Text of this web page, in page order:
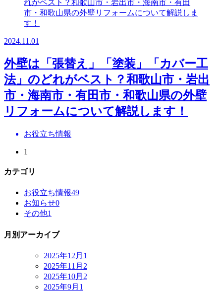
2024.11.01
外壁は「張替え」「塗装」「カバー工
法」のどれがベスト？和歌山市・岩出
市・海南市・有田市・和歌山県の外壁
リフォームについて解説します！
お役立ち情報
1
カテゴリ
お役立ち情報49
お知らせ0
その他1
月別アーカイブ
2025年12月 1
2025年11月 2
2025年10月 2
2025年9月 1